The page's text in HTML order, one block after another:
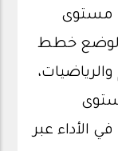
مستوى
لوضع خطط
الأداء عبر